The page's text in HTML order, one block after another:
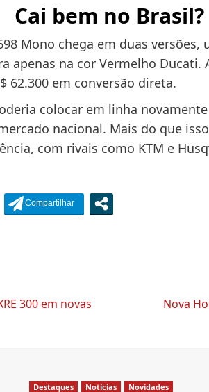
Cai bem no Brasil?
Mono chega em duas versões,
apenas na cor Vermelho Ducati.
62.300 em conversão direta.
colocar em linha
nacional. Mais do que
com rivais como KTM e
300 em novas
Nova
Destaques Notícias Novidades